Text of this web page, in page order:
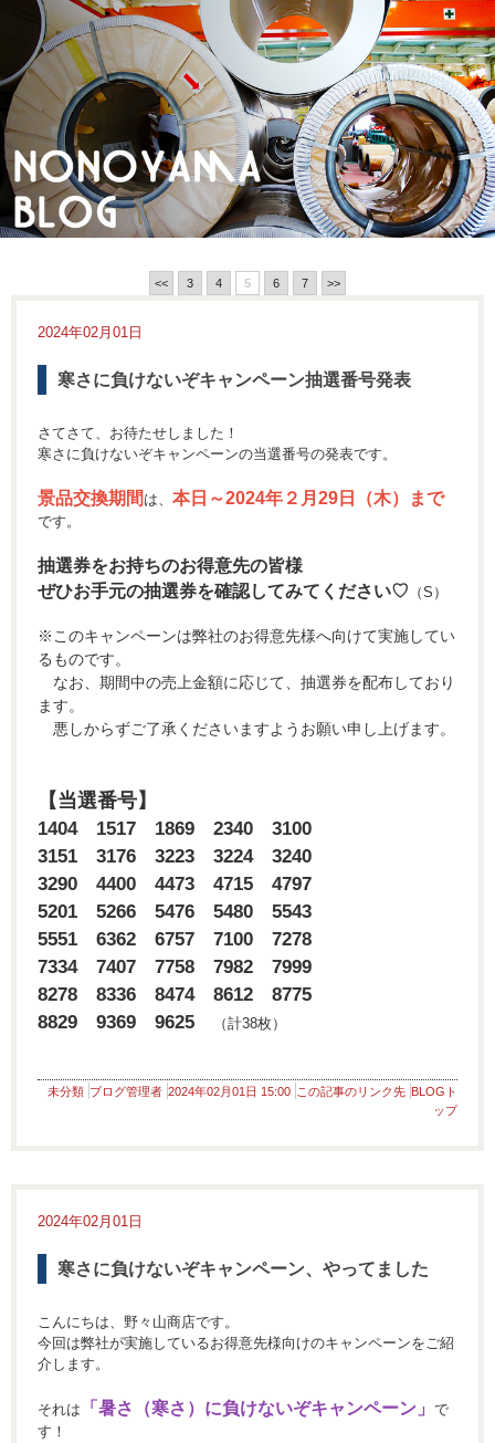
<< 3 4 5 6 7 >>
2024年02月01日
寒さに負けないぞキャンペーン抽選番号発表
さてさて、お待たせしました！
寒さに負けないぞキャンペーンの当選番号の発表です。
景品交換期間 は、 本日～2024年２月29日（木）まで
です。
抽選券をお持ちのお得意先の皆様
ぜひお手元の抽選券を確認してみてください♡ （S）
※このキャンペーンは弊社のお得意先様へ向けて実施してい
るものです。
なお、​​期間中の売上金額に応じて、抽選券を配布しており
ます。
悪しからずご了承くださいますようお願い申し上げます。
【当選番号】
1404 1517 1869 2340 3100
3151 3176 3223 3224 3240
3290 4400 4473 4715 4797
5201 5266 5476 5480 5543
5551 6362 6757 7100 7278
7334 7407 7758 7982 7999
8278 8336 8474 8612 8775
8829 9369 9625
（計38枚）
未分類 ブログ管理者 2024年02月01日 15:00 この記事のリンク先 BLOGト
ップ
2024年02月01日
寒さに負けないぞキャンペーン、やってました
こんにちは、野々山商店です。
今回は弊社が実施しているお得意先様向けのキャンペーンをご紹
介します。
それは 「暑さ（寒さ）に負けないぞキャンペーン」 で
す！